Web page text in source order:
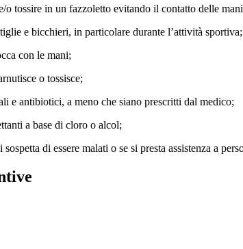
o tossire in un fazzoletto evitando il contatto delle
e bicchieri, in particolare durante l’attività sportiva;
con le mani;
o tossisce;
e antibiotici, a meno che siano prescritti dal medico;
a base di cloro o alcol;
di essere malati o se si presta assistenza a